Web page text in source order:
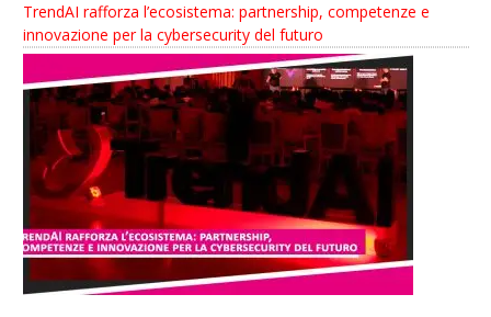
TrendAI rafforza l’ecosistema: partnership, competenze e
innovazione per la cybersecurity del futuro